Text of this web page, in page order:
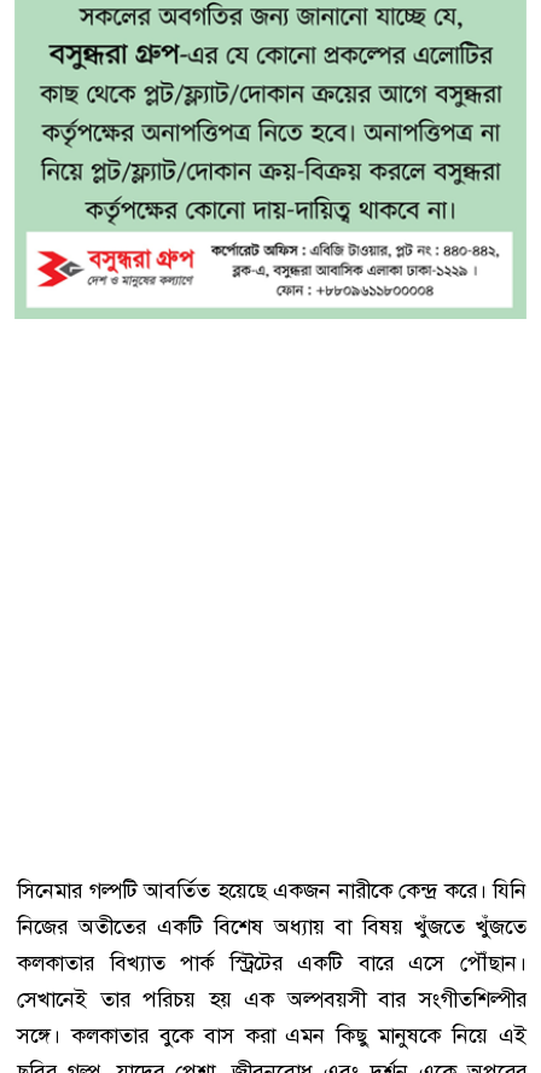
সিনেমার গল্পটি আবর্তিত হয়েছে একজন নারীকে কেন্দ্র করে। যিনি
নিজের অতীতের একটি বিশেষ অধ্যায় বা বিষয় খুঁজতে খুঁজতে
কলকাতার বিখ্যাত পার্ক স্ট্রিটের একটি বারে এসে পৌঁছান।
সেখানেই তার পরিচয় হয় এক অল্পবয়সী বার সংগীতশিল্পীর
সঙ্গে। কলকাতার বুকে বাস করা এমন কিছু মানুষকে নিয়ে এই